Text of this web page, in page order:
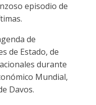
episodio de
de
de Estado, de
durante
Mundial,
Davos.